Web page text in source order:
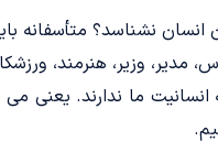
نشناسد؟ متأسفانه
وزیر، هنرمند،
ما ندارند. یعنی